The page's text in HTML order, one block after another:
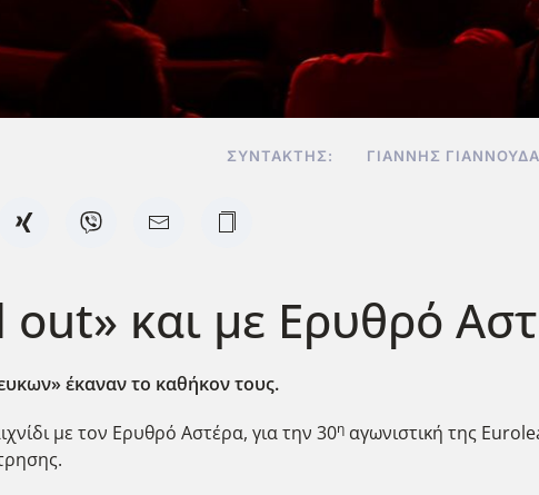
ΣΥΝΤΆΚΤΗΣ: ΓΙΆΝΝΗΣ
και με Ερυθρό
έκαναν το καθήκον τους.
με τον Ερυθρό Αστέρα, για την 30η αγωνιστική της